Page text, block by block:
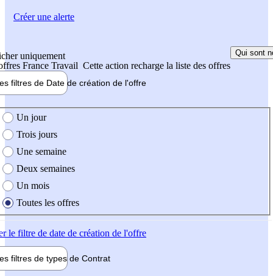
uniquement
France Travail Cette action recharge la liste des offres
Qui sont
filtres de Date de création de l'offre
création de l'offre
Un jour
Trois jours
Une semaine
Deux semaines
Un mois
Toutes les offres
le filtre de date de création de l'offre
filtres de types de Contrat
Créer une alerte